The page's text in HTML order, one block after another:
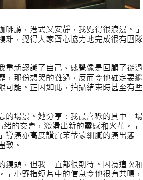
廳，港式又安靜，我覺得很浪漫。」
雜，覺得大家齊心協力地完成很有團隊
重新認識了自己。感覺像是回顧了從過
，那份想哭的難過，反而令他確定要繼
可能。正因如此，拍攝結束時甚至有些
的場景。她分享：我最喜歡的其中一場
的交會，激盪出新的靈感和火花。」
導演亦高度讚賞茱蒂蒙細膩的演出態
致。
鏡頭，但我一直都很期待。因為這次和
小野指短片中的信息令他很有共鳴，